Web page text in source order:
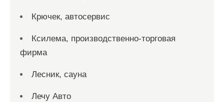
Крючек, автосервис
Ксилема, производственно-торговая
фирма
Лесник, сауна
Лечу Авто